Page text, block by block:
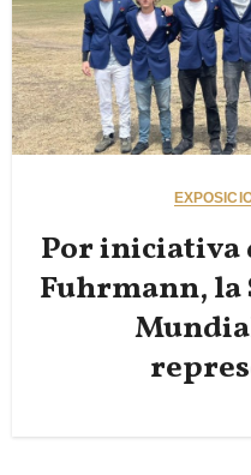
Por iniciativa
Fuhrmann, la